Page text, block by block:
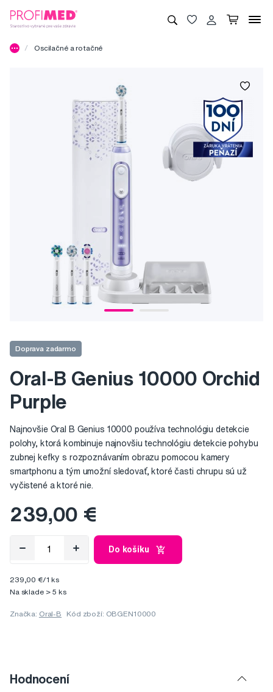
Oscilačné a rotačné
Doprava zadarmo
Oral-B Genius 10000 Orchid
Purple
Najnovšie Oral B Genius 10000 používa technológiu detekcie
polohy, ktorá kombinuje najnovšiu technológiu detekcie pohybu
zubnej kefky s rozpoznávaním obrazu pomocou kamery
smartphonu a tým umožní sledovať, ktoré časti chrupu sú už
vyčistené a ktoré nie.
239,00 €
Do košíku
239,00 €/1 ks
Na sklade > 5 ks
Značka: Oral-B Kód zboží: OBGEN10000
Hodnocení